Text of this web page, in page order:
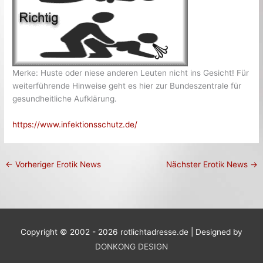
Merke: Huste oder niese anderen Leuten nicht ins Gesicht! Für
weiterführende Hinweise geht es hier zur Bundeszentrale für
gesundheitliche Aufklärung.
https://www.infektionsschutz.de/
← Vorheriger Erotik News Nächster Erotik News →
Copyright © 2002 - 2026 rotlichtadresse.de | Designed by
DONKONG DESIGN